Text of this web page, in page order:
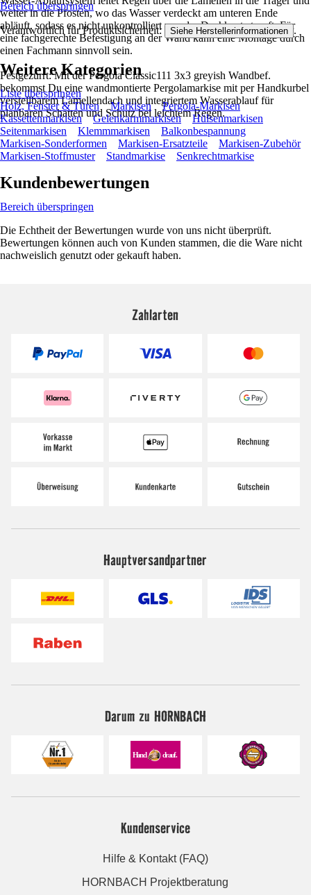
weiter in die Pfosten, wo das Wasser verdeckt am unteren Ende
abläuft, sodass es nicht unkontrolliert von der Dachkante tropft. Für
eine fachgerechte Befestigung an der Wand kann eine Montage durch
einen Fachmann sinnvoll sein.
Festgezurrt: Mit der Pergola Classic111 3x3 greyish Wandbef.
bekommst Du eine wandmontierte Pergolamarkise mit per Handkurbel
verstellbarem Lamellendach und integriertem Wasserablauf für
planbaren Schatten und Schutz bei leichtem Regen.
Bereich überspringen
Verantwortlich für Produktsicherheit: Siehe Herstellerinformationen .
Weitere Kategorien
Liste überspringen
Holz, Fenster & Türen
Markisen
Pergola-Markisen
Kassettenmarkisen
Gelenkarmmarkisen
Hülsenmarkisen
Seitenmarkisen
Klemmmarkisen
Balkonbespannung
Markisen-Sonderformen
Markisen-Ersatzteile
Markisen-Zubehör
Markisen-Stoffmuster
Standmarkise Senkrechtmarkise
Kundenbewertungen
Bereich überspringen
Die Echtheit der Bewertungen wurde von uns nicht überprüft.
Bewertungen können auch von Kunden stammen, die die Ware nicht
nachweislich genutzt oder gekauft haben.
Zahlarten
Hauptversandpartner
Darum zu HORNBACH
Kundenservice
Hilfe & Kontakt (FAQ)
HORNBACH Projektberatung